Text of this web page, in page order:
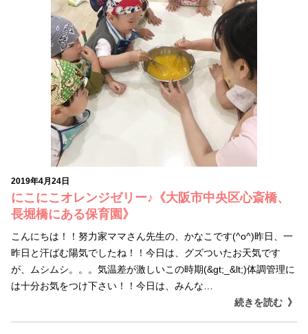
2019年4月24日
にこにこオレンジゼリー♪《大阪市中央区心斎橋、
長堀橋にある保育園》
こんにちは！！努力家ママさん先生の、かなこです(^o^)昨日、一
昨日と汗ばむ陽気でしたね！！今日は、グズついたお天気です
が、ムシムシ。。。気温差が激しいこの時期(&gt;_&lt;)体調管理に
は十分お気をつけ下さい！！今日は、みんな…
続きを読む